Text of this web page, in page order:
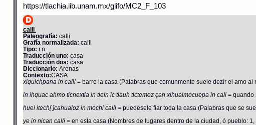
https://tlachia.iib.unam.mx/glifo/MC2_F_103
calli
Paleografía: calli
Grafía normalizada: calli
Tipo: r.n.
Traducción uno: casa
Traducción dos: casa
Diccionario: Arenas
Contexto:CASA
xiquichpana in calli = barre la casa (Palabras que comunmente suele dezir el amo
in ihquac ahmo ticnextia in tlein ic tiauh tictemoz çan xihualmocuepa in cali = quando
huel itech[ ]cahualoz in mochi calli = puedesele fiar toda la casa (Palabras que se
ye in nican calli = en esta casa (Nombres de lugares dentro de la ciudad, ó pueblo: 1,